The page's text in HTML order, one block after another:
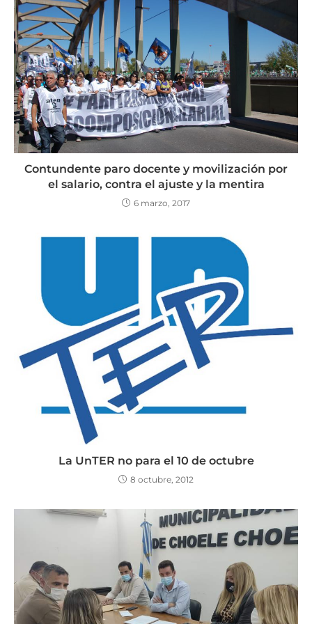
Contundente paro docente y movilización por
el salario, contra el ajuste y la mentira
6 marzo, 2017
La UnTER no para el 10 de octubre
8 octubre, 2012